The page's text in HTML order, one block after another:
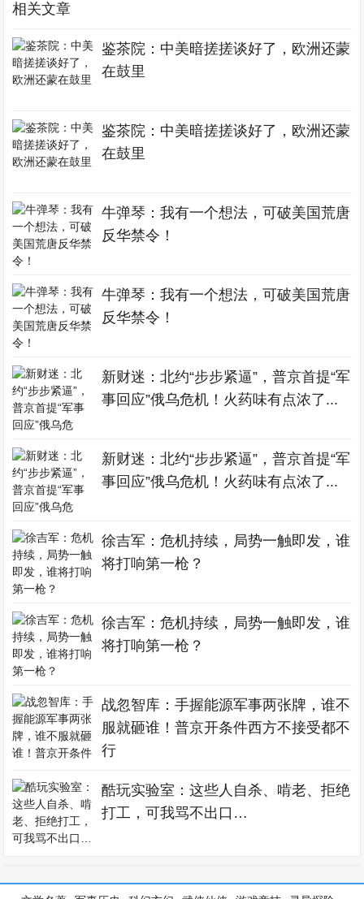
相关文章
鉴茶院：中美暗搓搓谈好了，欧洲还蒙
在鼓里
鉴茶院：中美暗搓搓谈好了，欧洲还蒙
在鼓里
牛弹琴：我有一个想法，可破美国荒唐
反华禁令！
牛弹琴：我有一个想法，可破美国荒唐
反华禁令！
新财迷：北约“步步紧逼”，普京首提“军
事回应”俄乌危机！火药味有点浓了...
新财迷：北约“步步紧逼”，普京首提“军
事回应”俄乌危机！火药味有点浓了...
徐吉军：危机持续，局势一触即发，谁
将打响第一枪？
徐吉军：危机持续，局势一触即发，谁
将打响第一枪？
战忽智库：手握能源军事两张牌，谁不
服就砸谁！普京开条件西方不接受都不
行
酷玩实验室：这些人自杀、啃老、拒绝
打工，可我骂不出口…